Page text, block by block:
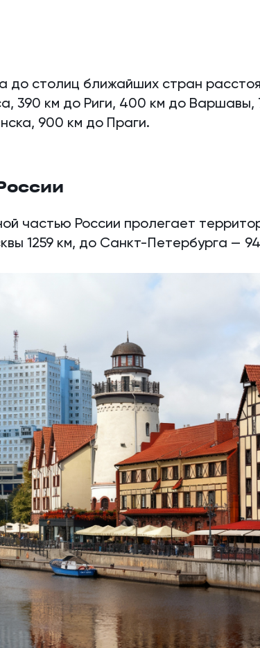
до столиц ближайших стран
390 км до Риги, 400 км до Варшавы,
900 км до Праги.
частью России пролегает
1259 км, до Санкт-Петербурга —